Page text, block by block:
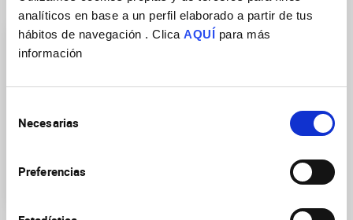
analíticos en base a un perfil elaborado a partir de tus
hábitos de navegación . Clica AQUÍ para más
información
Necesarias
Preferencias
Neurobiología de las
neurodegenerativas y
neurooncológicas